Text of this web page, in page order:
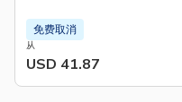
从
USD 41.87
免费取消